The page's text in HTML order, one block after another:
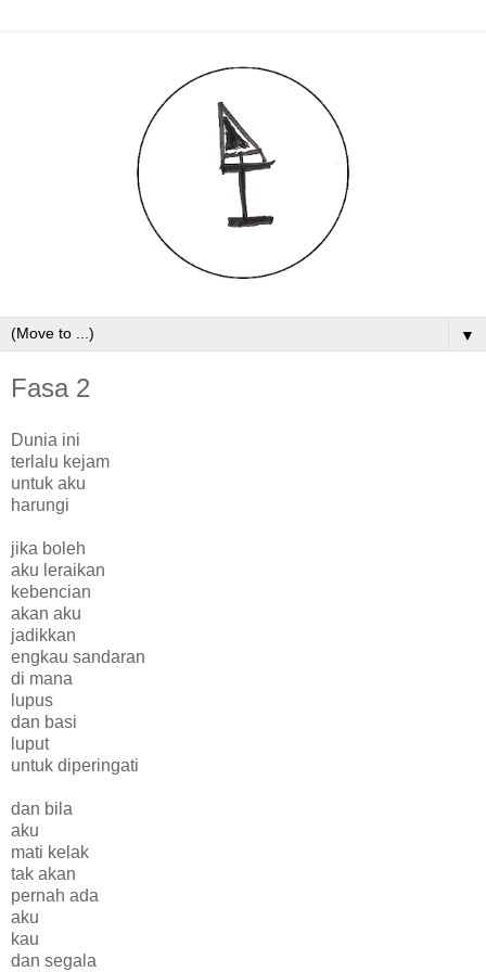
▼
Fasa 2
Dunia ini
terlalu kejam
untuk aku
harungi
jika boleh
aku leraikan
kebencian
akan aku
jadikkan
engkau sandaran
di mana
lupus
dan basi
luput
untuk diperingati
dan bila
aku
mati kelak
tak akan
pernah ada
aku
kau
dan segala